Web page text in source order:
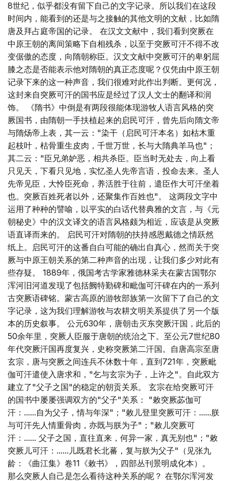
8世纪，似乎都没有留下自己的文字记录。所以我们在这段
时间内，能看到的还是与之接触的其他文明的文献，比如隋
唐及拜占庭帝国的记录。 在汉文文献中，我们看到突厥在
中原王朝的离间策略下自相残杀，以至于突厥可汗不得不改
变倨傲的态度，向隋朝称臣。汉文文献中突厥可汗的卑躬屈
膝之态是否能表示他对隋朝的真正态度呢？仅凭由中原王朝
记录下来的这一种声音，我们很难对此作出判断。更何况，
这封来自突厥可汗的国书应是经过了汉人文士的翻译和润
饰。 《隋书》中倒是有两段很能体现游牧人语言风格的突
厥国书，由隋朝一手扶植起来的启民可汗，曾先后向隋文帝
与隋炀帝上表，其一云："染干（启民可汗本名）如枯木重
起枝叶，枯骨重生皮肉，千世万世，长与大隋典羊马也"；
其二云："臣兄弟妒恶，相共杀臣。臣当时无处去，向上看
只见天，下看只见地，实忆圣人先帝言语，投命去来。圣人
先帝见臣，大怜臣死命，养活胜于往前，遣臣作大可汗坐着
也。突厥百姓死者以外，还聚集作百姓也"。 这两段文字中
运用了种种的譬喻，以平实的白话代替典雅的文言，与《元
朝秘史》中的汉文译文的语言风格颇为相近，应该是从突厥
语直译而来的。 启民可汗对隋朝的扶持感恩戴德之情跃然
纸上。启民可汗的这番自白可能的确出自真心，然而关于突
厥与中原王朝关系的第二种声音的出现，让我们多少对此有
些存疑。 1889年，俄国考古学家雅德林采夫在蒙古国鄂尔
浑河旧河道发现了包括阙特勤碑和毗伽可汗碑在内的一系列
古突厥语碑铭。蒙古高原的游牧部族第一次留下了自己的文
字记录，这为我们理解游牧与农耕文明关系提供了另一个版
本的历史叙事。 公元630年，唐朝击灭东突厥汗国，此后的
50余年里，突厥人臣服于唐朝的统治之下。至公元7世纪80
年代突厥汗国再度复兴，史称突厥第二汗国。自唐高宗至唐
玄宗，唐与突厥之间连兵不休数十年，直到721年，突厥毗
伽可汗遣使入唐求和，"乞与玄宗为子，上许之"。自此双方
建立了"父子之国"的稳定的朝贡关系。 玄宗在给突厥可汗
的国书中屡屡强调双方的"父子"关系： "敕突厥苾伽可
汗：......自为父子，情与年深"；"敕儿登里突厥可汗：......朕
与可汗先人情重骨肉，亦既与朕为子"；"敕儿突厥可
汗：...... 父子之国，直往直来，何异一家，真无别也"；"敕
突厥儿可汗：......儿既君长北蕃，复与朕为父子"（见张九
龄：《曲江集》卷11《敕书》，四部丛刊景明成化本）。
那么突厥人自己是怎么看待这种关系的呢？ 在鄂尔浑河发